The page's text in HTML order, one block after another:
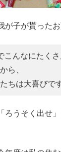
が子が貰った
こんなにたく
ら、
ちは大喜びで
ろうそく出せ